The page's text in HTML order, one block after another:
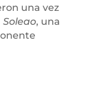
una vez
Soleao, una